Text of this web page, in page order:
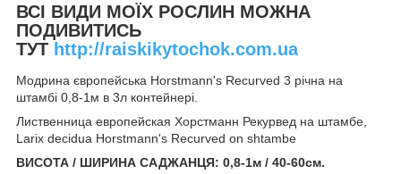
ВСІ ВИДИ МОЇХ РОСЛИН МОЖНА
ПОДИВИТИСЬ
ТУТ http://raiskikytochok.com.ua
Модрина європейська Horstmann's Recurved 3 річна на
штамбі 0,8-1м в 3л контейнері.
Лиственница европейская Хорстманн Рекурвед на штамбе,
Larix decidua Horstmann's Recurved on shtambe
ВИСОТА / ШИРИНА САДЖАНЦЯ: 0,8-1м / 40-60см.